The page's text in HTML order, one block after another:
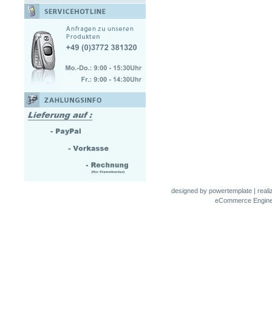
designed by powertemplate|
eCommerce